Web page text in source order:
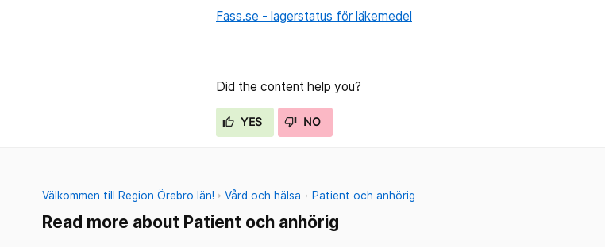
Fass.se - lagerstatus för läkemedel
Did the content help you?
YES NO
Välkommen till Region Örebro län! Vård och hälsa Patient och anhörig
Read more about Patient och anhörig